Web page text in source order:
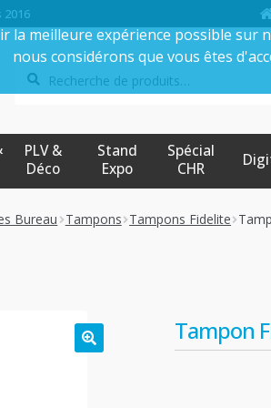
2016
Recherche
pour :
Recherche
PLV &
Déco
Stand
Expo
Spécial
CHR
Bureau Tampons Tampons Fidelite
Tampon
meilleure expérience possible
nous considérons que vous êtes